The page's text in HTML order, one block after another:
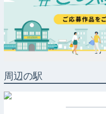
周辺の駅